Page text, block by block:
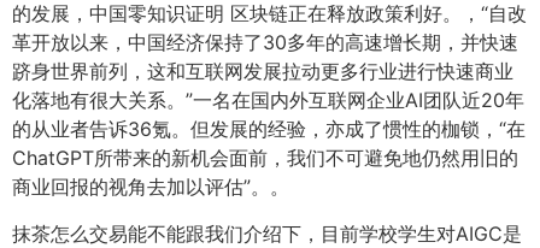
的发展，中国零知识证明 区块链正在释放政策利好。，“自改
革开放以来，中国经济保持了30多年的高速增长期，并快速
跻身世界前列，这和互联网发展拉动更多行业进行快速商业
化落地有很大关系。”一名在国内外互联网企业AI团队近20年
的从业者告诉36氪。但发展的经验，亦成了惯性的枷锁，“在
ChatGPT所带来的新机会面前，我们不可避免地仍然用旧的
商业回报的视角去加以评估”。。
抹茶怎么交易能不能跟我们介绍下，目前学校学生对AIGC是